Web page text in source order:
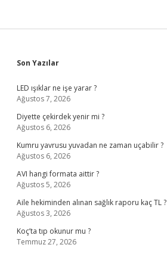
Sidebar
Son Yazılar
LED ışıklar ne işe yarar ?
Ağustos 7, 2026
Diyette çekirdek yenir mi ?
Ağustos 6, 2026
Kumru yavrusu yuvadan ne zaman uçabilir ?
Ağustos 6, 2026
AVI hangi formata aittir ?
Ağustos 5, 2026
Aile hekiminden alınan sağlık raporu kaç TL ?
Ağustos 3, 2026
Koç’ta tıp okunur mu ?
Temmuz 27, 2026